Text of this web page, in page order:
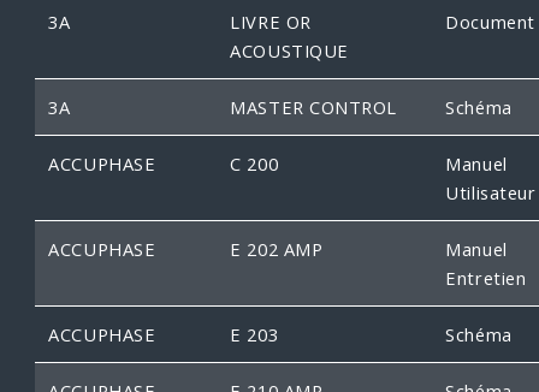
3A
LIVRE OR
ACOUSTIQUE
Document
3A MASTER CONTROL Schéma
ACCUPHASE C 200
Manuel
Utilisateur
ACCUPHASE E 202 AMP
Manuel
Entretien
ACCUPHASE E 203 Schéma